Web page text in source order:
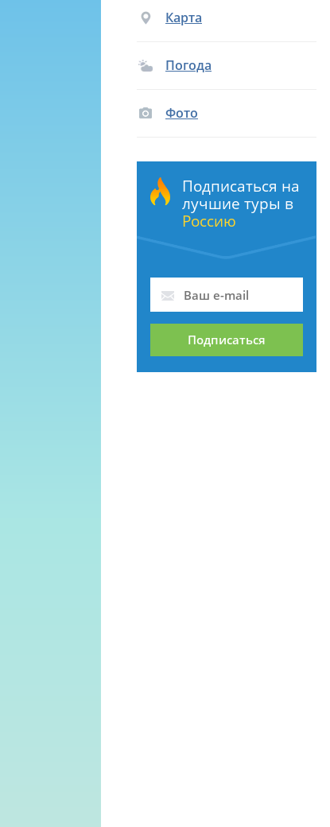
Карта
Погода
Фото
Подписаться на
лучшие туры в
Россию
Подписаться